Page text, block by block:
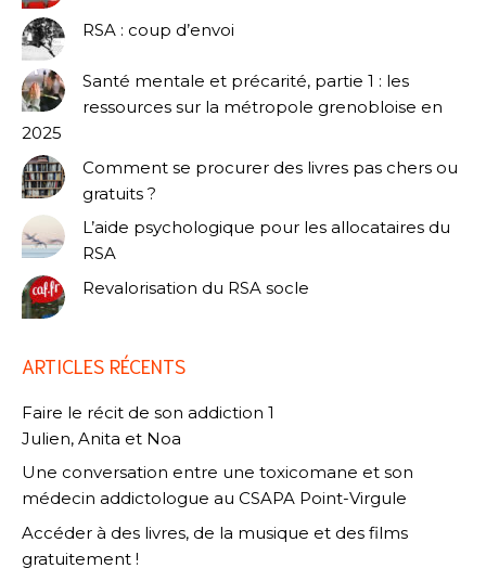
RSA : coup d’envoi
Santé mentale et précarité, partie 1 : les
ressources sur la métropole grenobloise en
2025
Comment se procurer des livres pas chers ou
gratuits ?
L’aide psychologique pour les allocataires du
RSA
Revalorisation du RSA socle
ARTICLES RÉCENTS
Faire le récit de son addiction 1
Julien, Anita et Noa
Une conversation entre une toxicomane et son
médecin addictologue au CSAPA Point-Virgule
Accéder à des livres, de la musique et des films
gratuitement !